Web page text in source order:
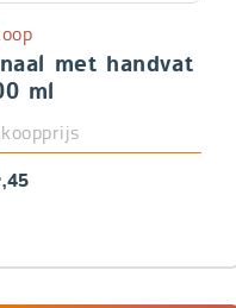
met handvat
ml
,45